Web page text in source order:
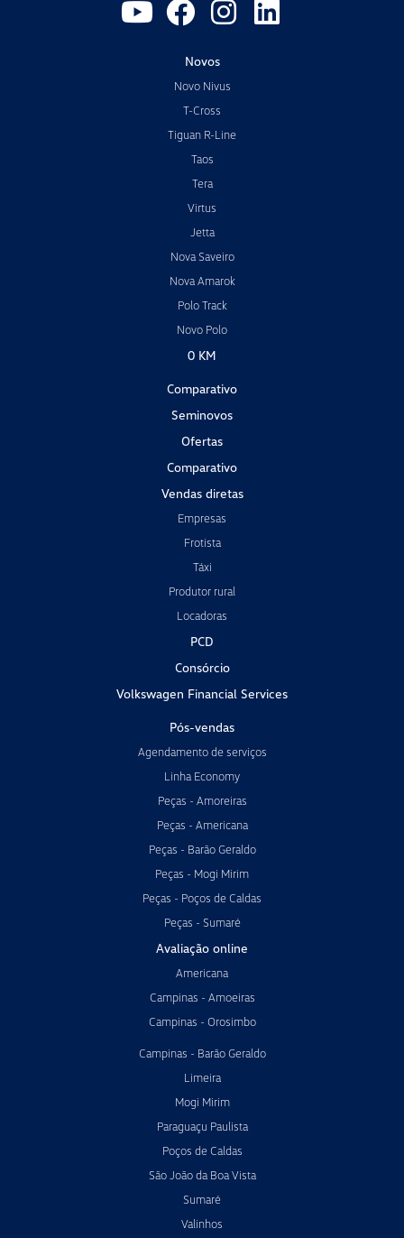
Novos
Novo Nivus
T-Cross
Tiguan R-Line
Taos
Tera
Virtus
Jetta
Nova Saveiro
Nova Amarok
Polo Track
Novo Polo
0 KM
Comparativo
Seminovos
Ofertas
Comparativo
Vendas diretas
Empresas
Frotista
Táxi
Produtor rural
Locadoras
PCD
Consórcio
Volkswagen Financial Services
Pós-vendas
Agendamento de serviços
Linha Economy
Peças - Amoreiras
Peças - Americana
Peças - Barão Geraldo
Peças - Mogi Mirim
Peças - Poços de Caldas
Peças - Sumaré
Avaliação online
Americana
Campinas - Amoeiras
Campinas - Orosimbo
Campinas - Barão Geraldo
Limeira
Mogi Mirim
Paraguaçu Paulista
Poços de Caldas
São João da Boa Vista
Sumaré
Valinhos